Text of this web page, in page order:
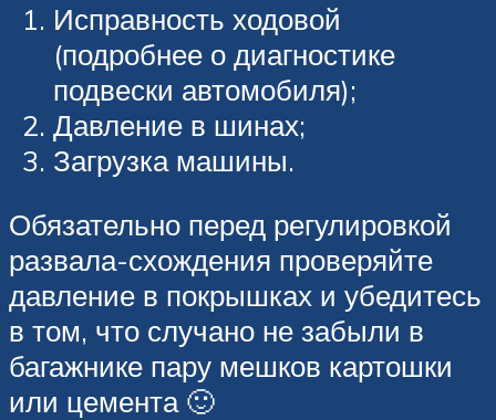
Исправность ходовой
(подробнее о диагностике
подвески автомобиля);
Давление в шинах;
Загрузка машины.
Обязательно перед регулировкой
развала-схождения проверяйте
давление в покрышках и убедитесь
в том, что случано не забыли в
багажнике пару мешков картошки
или цемента 🙂